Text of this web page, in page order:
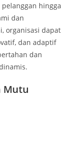
hingga
dan
organisasi dapat
dan adaptif
dan
Mutu